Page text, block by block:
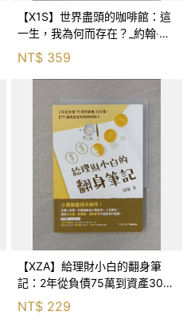
【X1S】世界盡頭的咖啡館：這
一生，我為何而存在？_約翰‧史
崔勒基, Elsa
NT$ 359
【XZA】給理財小白的翻身筆
記：2年從負債75萬到資產300
萬，ETF讓我走在財務自由路上_
鐵蛋
NT$ 229